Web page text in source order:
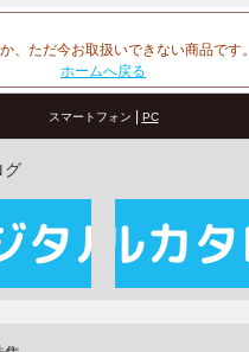
、ただ今お取扱いできない商品です。
ホームへ戻る
スマートフォン | PC
グ